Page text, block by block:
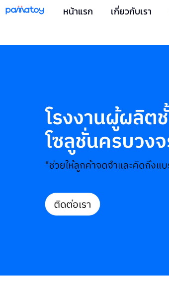
หน้าแรก เกี่ยวกับเรา